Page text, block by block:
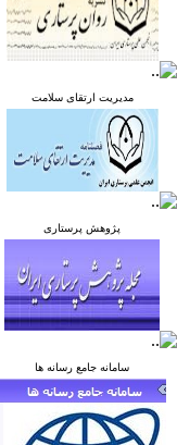
مدیریت ارتقای سلامت
پژوهش پرستاری
سامانه جامع رسانه ها